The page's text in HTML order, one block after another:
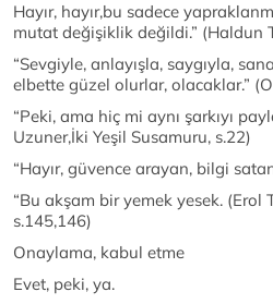
Hayır, hayır,bu sadece
mutat değişiklik değildi.” (Haldun
“Sevgiyle, anlayışla, saygıyla,
elbette güzel olurlar, olacaklar.”
“Peki, ama hiç mi aynı şarkıyı
Uzuner,İki Yeşil Susamuru, s.22)
“Hayır, güvence arayan, bilgi
“Bu akşam bir yemek yesek. (Erol
s.145,146)
Onaylama, kabul etme
Evet, peki, ya.